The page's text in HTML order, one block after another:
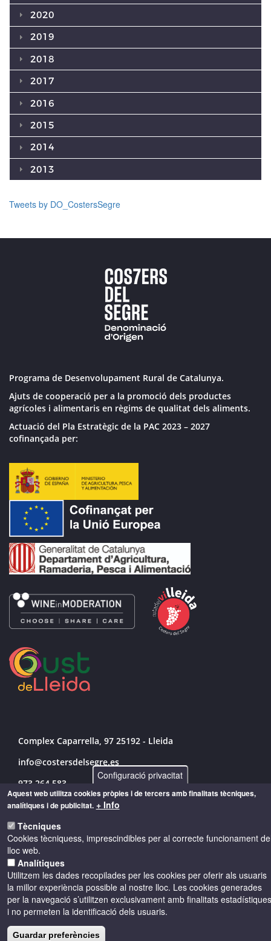
2020
2019
2018
2017
2016
2015
2014
2013
Tweets by DO_CostersSegre
Programa de Desenvolupament Rural de Catalunya.
Ajuts de cooperació per a la promoció dels productes
agrícoles i alimentaris en règims de qualitat dels aliments.
Actuació del Pla Estratègic de la PAC 2023 – 2027
cofinançada per:
Complex Caparrella, 97 25192 - Lleida
info@costersdelsegre.es
973 264 583
© Copyright 2026 - Drets reservats
Accessibilitat
Política de privacitat
Configuració privacitat
Aquest web utilitza cookies pròpies i de tercers amb finalitats tècniques,
analítiques i de publicitat. + Info
Tècniques
Cookies tècniquess, imprescindibles per al correcte funcionament
lloc web.
Analítiques
Utilitzem les dades recopilades per les cookies per oferir als usuaris
la millor experiència possible al nostre lloc. Les cookies generades
per la navegació s’utilitzen exclusivament amb finalitats estadístiques
i no permeten la identificació dels usuaris.
Guardar preferències